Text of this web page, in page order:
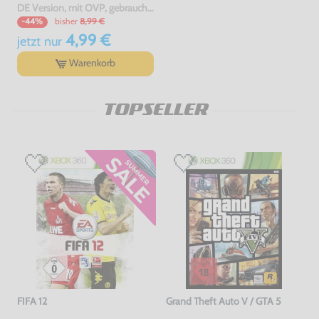
DE Version, mit OVP, gebraucht, USK18
-44% bisher 8,99 €
jetzt nur4,99 €
Warenkorb
TOPSELLER
FIFA 12
Grand Theft Auto V / GTA 5